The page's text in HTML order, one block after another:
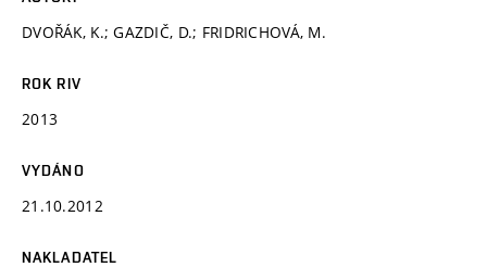
DVOŘÁK, K.; GAZDIČ, D.; FRIDRICHOVÁ, M.
ROK RIV
2013
VYDÁNO
21.10.2012
NAKLADATEL